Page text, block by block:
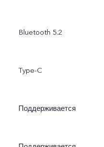
дополненной реальности.
ночной режим для
Bluetooth 5.2
Type-C
Поддерживается